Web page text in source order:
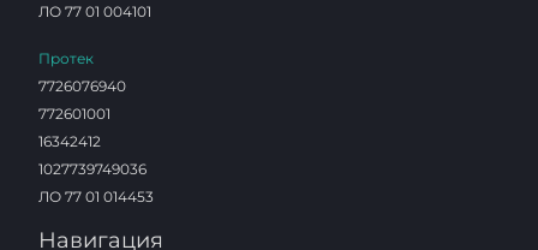
ЛО 77 01 004101
Протек
7726076940
772601001
16342412
1027739749036
ЛО 77 01 014453
Навигация